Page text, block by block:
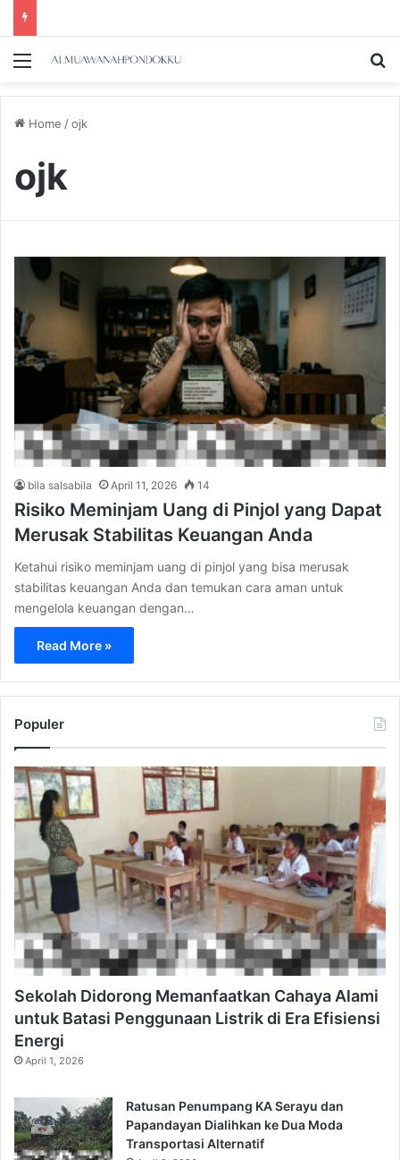
Menu
Home /ojk
ojk
bila salsabila April 11, 2026 14
Risiko Meminjam Uang di Pinjol yang Dapat
Merusak Stabilitas Keuangan Anda
Ketahui risiko meminjam uang di pinjol yang bisa merusak
stabilitas keuangan Anda dan temukan cara aman untuk
mengelola keuangan dengan…
Read More »
Populer
Sekolah Didorong Memanfaatkan Cahaya Alami
untuk Batasi Penggunaan Listrik di Era Efisiensi
Energi
April 1, 2026
Ratusan Penumpang KA Serayu dan
Papandayan Dialihkan ke Dua Moda
Transportasi Alternatif